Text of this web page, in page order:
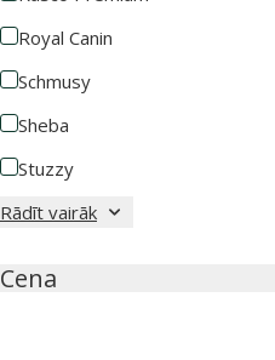
Royal Canin
Schmusy
Sheba
Stuzzy
Rādīt vairāk
Cena